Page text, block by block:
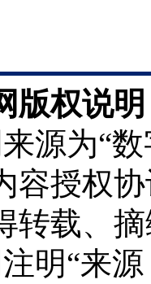
版权说
源为“
容授权
转载、
明“来